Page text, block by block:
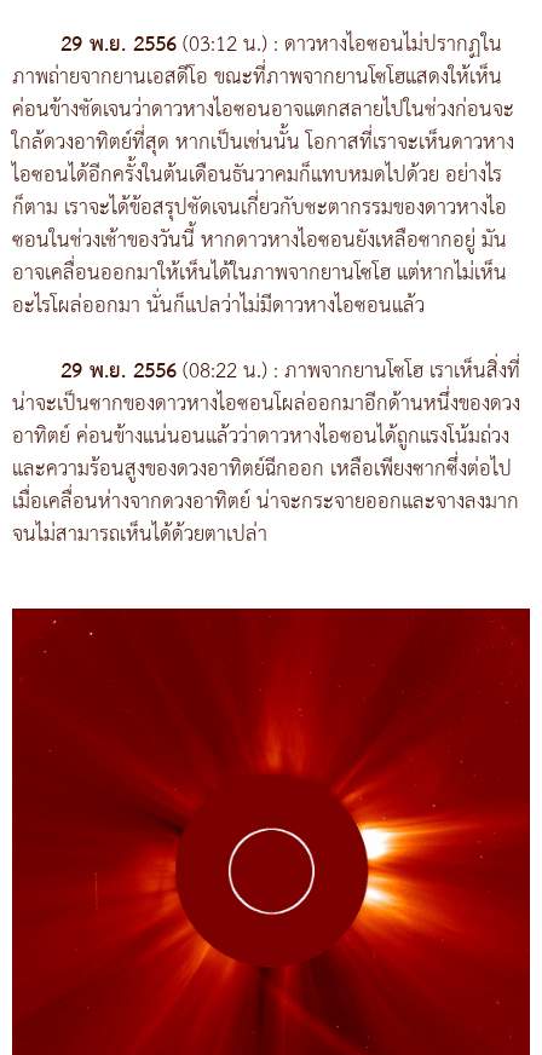
29 พ.ย. 2556(03:12 น.) : ดาวหางไอซอนไม่ปรากฏใน
ภาพถ่ายจากยานเอสดีโอ ขณะที่ภาพจากยานโซโฮแสดงให้เห็น
ค่อนข้างชัดเจนว่าดาวหางไอซอนอาจแตกสลายไปในช่วงก่อนจะ
ใกล้ดวงอาทิตย์ที่สุด หากเป็นเช่นนั้น โอกาสที่เราจะเห็นดาวหาง
ไอซอนได้อีกครั้งในต้นเดือนธันวาคมก็แทบหมดไปด้วย อย่างไร
ก็ตาม เราจะได้ข้อสรุปชัดเจนเกี่ยวกับชะตากรรมของดาวหางไอ
ซอนในช่วงเช้าของวันนี้ หากดาวหางไอซอนยังเหลือซากอยู่ มัน
อาจเคลื่อนออกมาให้เห็นได้ในภาพจากยานโซโฮ แต่หากไม่เห็น
อะไรโผล่ออกมา นั่นก็แปลว่าไม่มีดาวหางไอซอนแล้ว
29 พ.ย. 2556(08:22 น.) : ภาพจากยานโซโฮ เราเห็นสิ่งที่
น่าจะเป็นซากของดาวหางไอซอนโผล่ออกมาอีกด้านหนึ่งของดวง
อาทิตย์ ค่อนข้างแน่นอนแล้วว่าดาวหางไอซอนได้ถูกแรงโน้มถ่วง
และความร้อนสูงของดวงอาทิตย์ฉีกออก เหลือเพียงซากซึ่งต่อไป
เมื่อเคลื่อนห่างจากดวงอาทิตย์ น่าจะกระจายออกและจางลงมาก
จนไม่สามารถเห็นได้ด้วยตาเปล่า